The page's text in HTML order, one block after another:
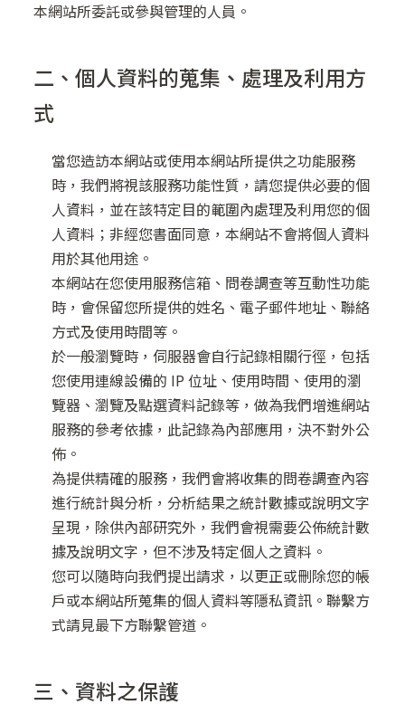
本網站所委託或參與管理的人員。
二、個人資料的蒐集、處理及利用方
式
當您造訪本網站或使用本網站所提供之功能服務
時，我們將視該服務功能性質，請您提供必要的個
人資料，並在該特定目的範圍內處理及利用您的個
人資料；非經您書面同意，本網站不會將個人資料
用於其他用途。
本網站在您使用服務信箱、問卷調查等互動性功能
時，會保留您所提供的姓名、電子郵件地址、聯絡
方式及使用時間等。
於一般瀏覽時，伺服器會自行記錄相關行徑，包括
您使用連線設備的 IP 位址、使用時間、使用的瀏
覽器、瀏覽及點選資料記錄等，做為我們增進網站
服務的參考依據，此記錄為內部應用，決不對外公
佈。
為提供精確的服務，我們會將收集的問卷調查內容
進行統計與分析，分析結果之統計數據或說明文字
呈現，除供內部研究外，我們會視需要公佈統計數
據及說明文字，但不涉及特定個人之資料。
您可以隨時向我們提出請求，以更正或刪除您的帳
戶或本網站所蒐集的個人資料等隱私資訊。聯繫方
式請見最下方聯繫管道。
三、資料之保護